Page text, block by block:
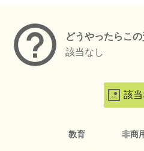
どうやったらこ
該当なし
該
教育 非商